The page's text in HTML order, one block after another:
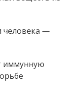
человека —
иммунную